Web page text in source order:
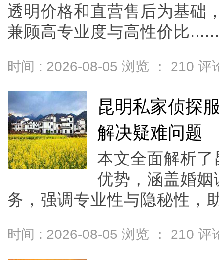
透明价格和直营售后为基础
兼顾高专业度与高性价比......
时间 : 2026-08-05 浏览 ： 210 评
昆明私家侦探
解决疑难问题
本文全面解析
优势，涵盖婚
务，强调专业性与隐秘性，
时间 : 2026-08-05 浏览 ： 210 评